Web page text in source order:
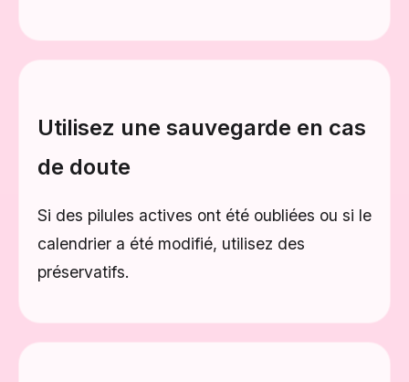
Utilisez une sauvegarde en cas
de doute
Si des pilules actives ont été oubliées ou si le
calendrier a été modifié, utilisez des
préservatifs.